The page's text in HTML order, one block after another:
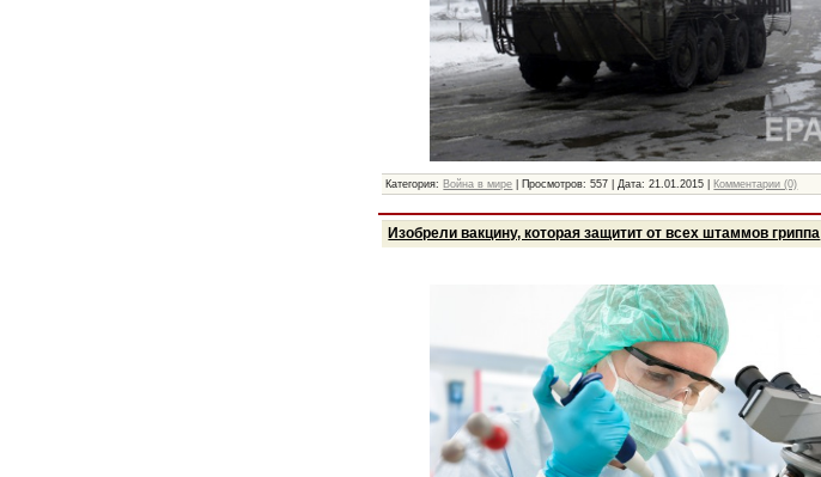
Категория: Война в мире Просмотров: 557 Дата: 21.01.2015 Комментарии (0)
Изобрели вакцину, которая защитит от всех штаммов гриппа